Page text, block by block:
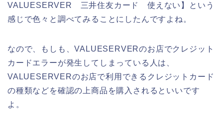
VALUESERVER 三井住友カード 使えない】という
感じで色々と調べてみることにしたんですよね。
なので、もしも、VALUESERVERのお店でクレジット
カードエラーが発生してしまっている人は、
VALUESERVERのお店で利用できるクレジットカード
の種類などを確認の上商品を購入されるといいです
よ。